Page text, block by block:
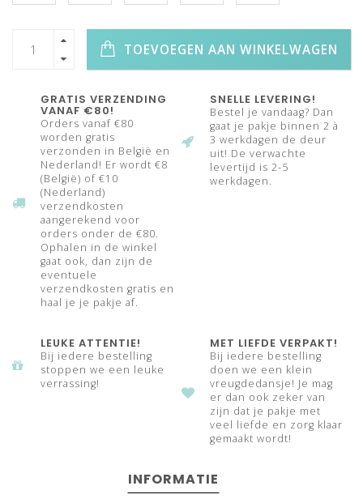
TOEVOEGEN AAN WINKELWAGEN
GRATIS VERZENDING
VANAF €80!
Orders vanaf €80
worden gratis
verzonden in België en
Nederland! Er wordt €8
(België) of €10
(Nederland)
verzendkosten
aangerekend voor
orders onder de €80.
Ophalen in de winkel
gaat ook, dan zijn de
eventuele
verzendkosten gratis en
haal je je pakje af.
SNELLE LEVERING!
Bestel je vandaag? Dan
gaat je pakje binnen 2 à
3 werkdagen de deur
uit! De verwachte
levertijd is 2-5
werkdagen.
LEUKE ATTENTIE!
Bij iedere bestelling
stoppen we een leuke
verrassing!
MET LIEFDE VERPAKT!
Bij iedere bestelling
doen we een klein
vreugdedansje! Je mag
er dan ook zeker van
zijn dat je pakje met
veel liefde en zorg klaar
gemaakt wordt!
INFORMATIE